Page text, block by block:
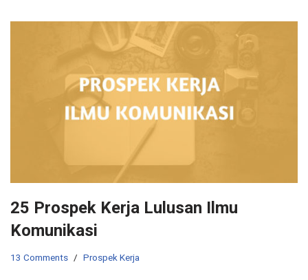
25 Prospek Kerja Lulusan Ilmu
Komunikasi
13 Comments Prospek Kerja